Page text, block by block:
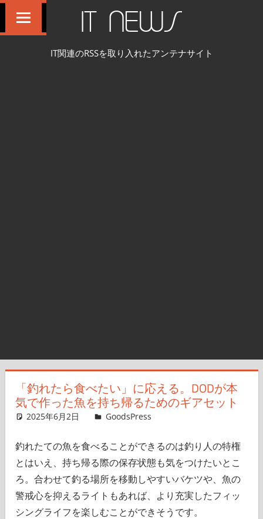
IT NEWS
IT関連のRSSを取り入れたアンテナサイト
「釣れたら食べたい」に応える。DODが本
気で作った魚を持ち帰るためのギアセット
2025年6月2日 ＆GP
GoodsPress
釣れたての魚を食べることができるのは釣り人の特権
とはいえ、持ち帰る際の保存状態も気をつけたいとこ
ろ。合わせて釣る場所を移動しやすいバケツや、魚の
警戒心を抑えるライトもあれば、より充実したフィッ
シングライフを楽しむことができそうです。